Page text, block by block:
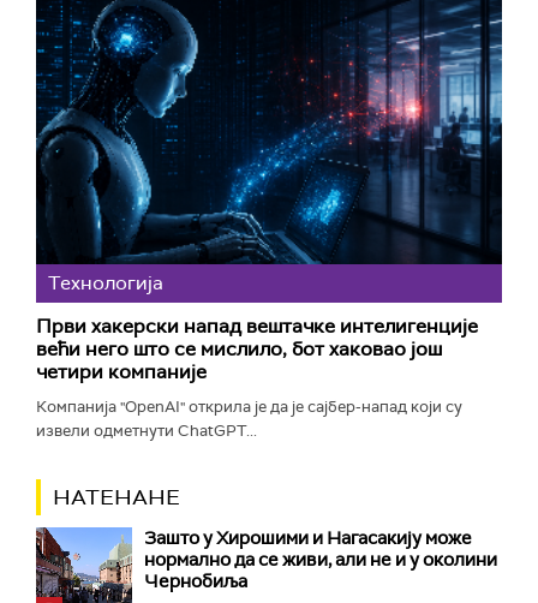
Технологијa
Први хакерски напад вештачке интелигенције
већи него што се мислило, бот хаковао још
четири компаније
Компанија "OpenAI" открила је да је сајбер-напад који су
извели одметнути ChatGPT...
НАТЕНАНЕ
Зашто у Хирошими и Нагасакију може
нормално да се живи, али не и у околини
Чернобиља